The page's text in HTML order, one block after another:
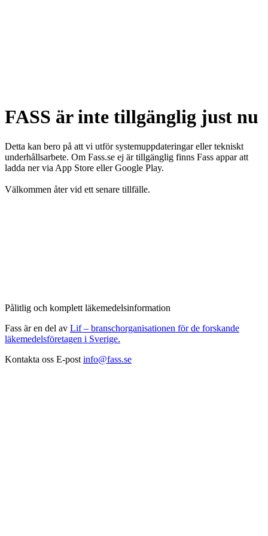
FASS är inte tillgänglig just nu
Detta kan bero på att vi utför systemuppdateringar eller tekniskt
underhållsarbete. Om Fass.se ej är tillgänglig finns Fass appar att
ladda ner via App Store eller Google Play.
Välkommen åter vid ett senare tillfälle.
Pålitlig och komplett läkemedelsinformation
Fass är en del av Lif – branschorganisationen för de forskande
läkemedelsföretagen i Sverige.
Kontakta oss E-post info@fass.se